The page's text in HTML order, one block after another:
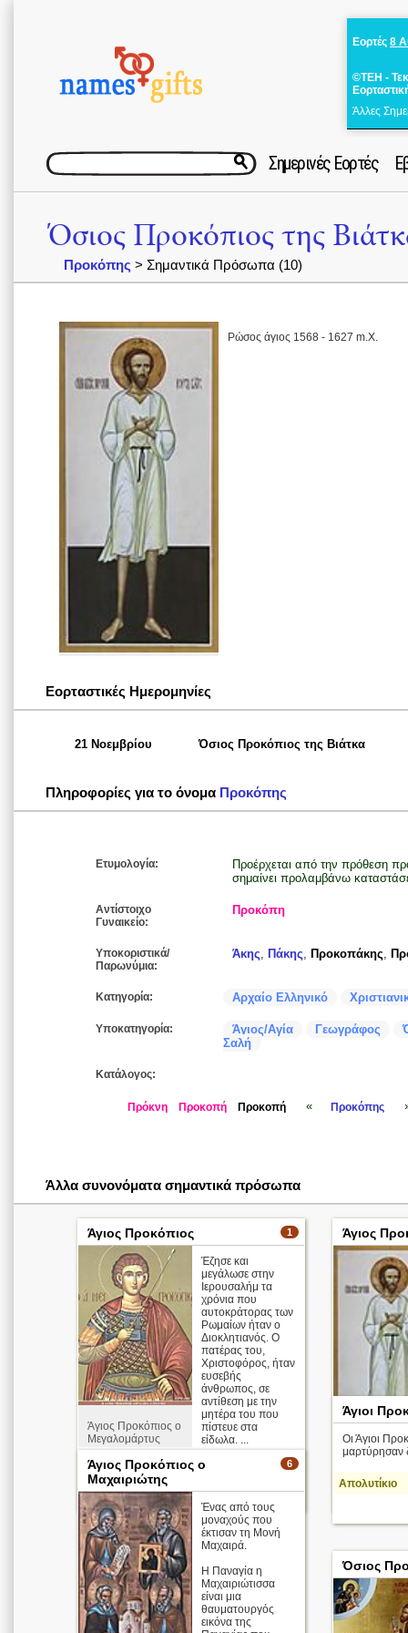
Εορτές 8
©ΤΕΗ -
Άλλες
Σημερινές Εορτές
Όσιος Προκόπιος της
Προκόπης > Σημαντικά Πρόσωπα (10)
Ρώσος άγιος 1568 - 1627 m.X.
Εορταστικές Ημερομηνίες
21 Νοεμβρίου Όσιος Προκόπιος της Βιάτκα
Πληροφορίες για το όνομα Προκόπης
Ετυμολογία:
Προέρχεται από την πρόθεση
σημαίνει προλαμβάνω
Αντίστοιχο
Γυναικείο:
Προκόπη
Υποκοριστικά/
Παρωνύμια:
Άκης, Πάκης, Προκοπάκης,
Κατηγορία: Αρχαίο Ελληνικό
Υποκατηγορία: Άγιος/Αγία Γεωγράφος
Σαλή
Κατάλογος:
Πρόκνη Προκοπή Προκοπή « Προκόπης
Άλλα συνονόματα σημαντικά πρόσωπα
1
Άγιος Προκόπιος
Άγιος Προκόπιος ο
Μεγαλομάρτυς
Έζησε και
μεγάλωσε στην
Ιερουσαλήμ τα
χρόνια που
αυτοκράτορας των
Ρωμαίων ήταν ο
Διοκλητιανός. Ο
πατέρας του,
Χριστοφόρος, ήταν
ευσεβής
άνθρωπος, σε
αντίθεση με την
μητέρα του που
πίστευε στα
είδωλα. ...
Απολυτίκιο
Άγιος
Άγιοι
Οι Άγιοι
μαρτύρησαν
Απολυτίκιο
6
Άγιος Προκόπιος ο
Μαχαιριώτης
Ένας από τους
μοναχούς που
έκτισαν τη Μονή
Μαχαιρά.
Η Παναγία η
Μαχαιριώτισσα
είναι μια
θαυματουργός
εικόνα της
Όσιος